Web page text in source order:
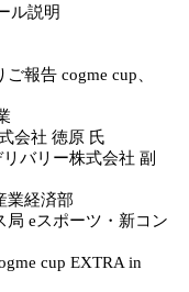
ル説明
告 cogme cup、
社 徳原 氏
リー株式会社 副
経済部
ツ・新コン
cup EXTRA in